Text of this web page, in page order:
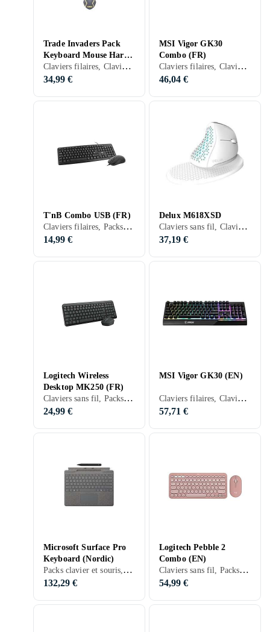
Trade Invaders Pack
Keyboard Mouse Harry
Potter AZERTY (PS4
compatible)
Claviers filaires, Claviers gaming, Packs clavier et souris, PS4
34,99 €
MSI Vigor GK30
Combo (FR)
Claviers filaires, Claviers gaming, Packs clavier et souris, Français
46,04 €
T'nB Combo USB (FR)
Claviers filaires, Packs clavier et souris, Membran, Français, Ergonomiquement
14,99 €
Delux M618XSD
Claviers sans fil, Claviers gaming, Packs clavier et souris, Claviers ergonomiques, Ergonomiquement
37,19 €
Logitech Wireless
Desktop MK250 (FR)
Claviers sans fil, Packs clavier et souris, Français, PC, Mac, TKL (tenkeyless/kompakt)
24,99 €
MSI Vigor GK30 (EN)
Claviers filaires, Claviers gaming, Claviers mécaniques, Packs clavier et souris, Mécanique, Anglais, PC, Standard
57,71 €
Microsoft Surface Pro
Keyboard (Nordic)
Packs clavier et souris, Claviers pour tablettes, PC, Tablettes
132,29 €
Logitech Pebble 2
Combo (EN)
Claviers sans fil, Packs clavier et souris, Scissor switch , Anglais, PC, Mac, Ergonomiquement
54,99 €